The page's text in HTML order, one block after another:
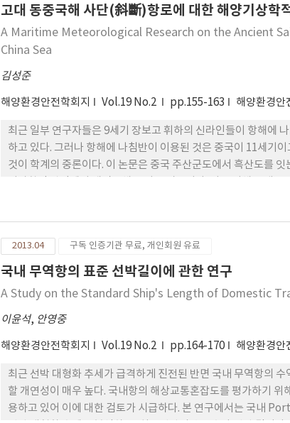
고대 동중국해 사단(斜斷)항로에 대한 해양기상학
A Maritime Meteorological Research on the Ancient
China Sea
김성준
해양환경안전학회지 Vol.19 No.2 pp.155-163 해양환경안
최근 일부 연구자들은 9세기 장보고 휘하의 신라인들이 항해에
하고 있다. 그러나 항해에 나침반이 이용된 것은 중국이 11세기
것이 학계의 중론이다. 이 논문은 중국 주산군도에서 흑산도를
해황(海況)을 바람과 해류, 안개를 중심으로 살펴보고, 뗏목으
선위간 이동경로와는 다소 상이하였고, 속력 또한 1.7 2노트 내
이었음을 확인하였다. 결론적으로 명확한 사료와 확실한 근거가
2013.04 구독 인증기관 무료, 개인회원 유료
국내 무역항의 표준 선박길이에 관한 연구
A Study on the Standard Ship's Length of Domestic
이윤석, 안영중
해양환경안전학회지 Vol.19 No.2 pp.164-170 해양환경안
최근 선박 대형화 추세가 급격하게 진전된 반면 국내 무역항의
할 개연성이 매우 높다. 국내항의 해상교통혼잡도를 평가하기
용하고 있어 이에 대한 검토가 시급하다. 본 연구에서는 국내